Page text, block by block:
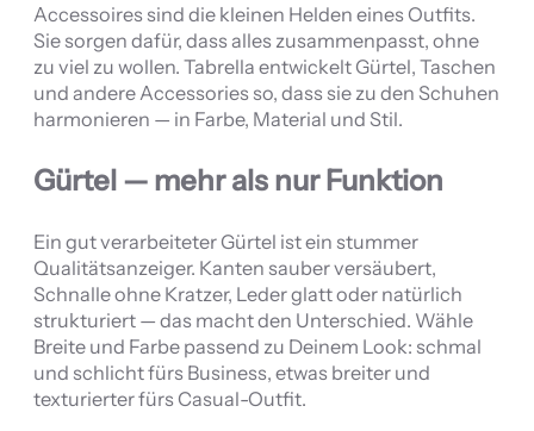
Accessoires sind die kleinen Helden eines Outfits.
Sie sorgen dafür, dass alles zusammenpasst, ohne
zu viel zu wollen. Tabrella entwickelt Gürtel, Taschen
und andere Accessories so, dass sie zu den Schuhen
harmonieren — in Farbe, Material und Stil.
Gürtel — mehr als nur Funktion
Ein gut verarbeiteter Gürtel ist ein stummer
Qualitätsanzeiger. Kanten sauber versäubert,
Schnalle ohne Kratzer, Leder glatt oder natürlich
strukturiert — das macht den Unterschied. Wähle
Breite und Farbe passend zu Deinem Look: schmal
und schlicht fürs Business, etwas breiter und
texturierter fürs Casual-Outfit.